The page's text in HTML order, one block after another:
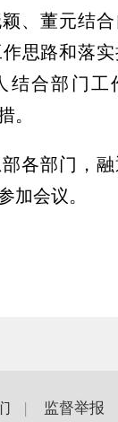
董元结合
思路和落
结合部门工
。
部门，融
加会议。
| 监督举报